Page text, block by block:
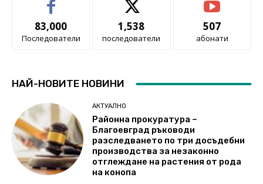
83,000
Последователи
1,538
последователи
507
абонати
НАЙ-НОВИТЕ НОВИНИ
АКТУАЛНО
Районна прокуратура –
Благоевград ръководи
разследването по три досъдебни
производства за незаконно
отглеждане на растения от рода
на конопа